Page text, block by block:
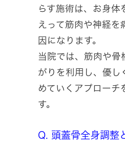
らす施術は、お身体
えって筋肉や神経を
因になります。
当院では、筋肉や骨
がりを利用し、優し
めていくアプローチ
す。
Q. 頭蓋骨全身調整